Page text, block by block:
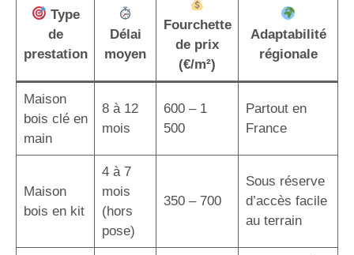
Type
de
prestation
Délai
moyen
Fourchette
de prix
(€/m²)
Adaptabilité
régionale
Maison
bois clé en
main
8 à 12
mois
600 – 1
500
Partout en
France
Maison
bois en kit
4 à 7
mois
(hors
pose)
350 – 700
Sous réserve
d’accès facile
au terrain